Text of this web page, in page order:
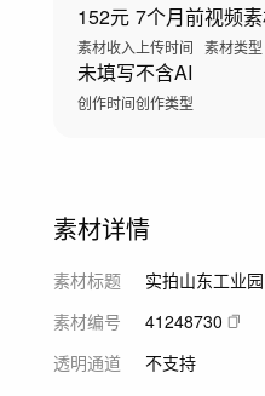
152元
素材收入
7个月前
上传时间
视频
素材类型
未填写
创作时间
不含AI
创作类型
素材详情
素材标题
实拍山东工业
素材编号
41248730
透明通道
不支持